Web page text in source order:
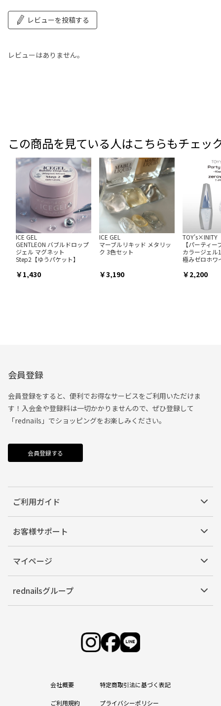
レビューを投稿する
レビューはありません。
この商品を見ている人はこちらもチェッ
ICE GEL
GENTLEON バブルドロップ
ジェル マグネット
Step2【ゆうパケット】
1,430
ICE GEL
マーブルリキッド メタリッ
ク 3色セット
3,190
TOY's×INITY
【パーティ
カラージェル
極みゼロホワ
2,200
会員登録
会員登録をすると、便利でお得なサービスをご利用いただけま
す！入会金や登録料は一切かかりませんので、ぜひ登録して
「rednails」でショッピングをお楽しみください。
会員登録する
ご利用ガイド
お客様サポート
マイページ
rednailsグループ
会社概要 特定商取引法に基づく表記
ご利用規約 プライバシーポリシー